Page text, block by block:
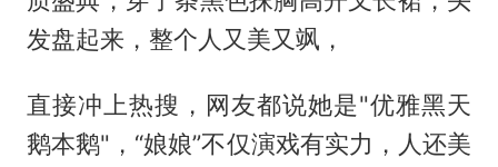
发盘起来，整个人又美又飒，
直接冲上热搜，网友都说她是"优雅黑天
鹅本鹅"，“娘娘”不仅演戏有实力，人还美